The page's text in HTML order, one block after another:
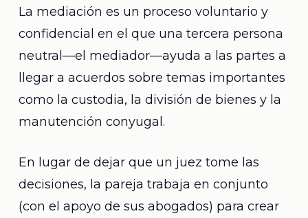
La mediación es un proceso voluntario y
confidencial en el que una tercera persona
neutral—el mediador—ayuda a las partes a
llegar a acuerdos sobre temas importantes
como la custodia, la división de bienes y la
manutención conyugal.
En lugar de dejar que un juez tome las
decisiones, la pareja trabaja en conjunto
(con el apoyo de sus abogados) para crear